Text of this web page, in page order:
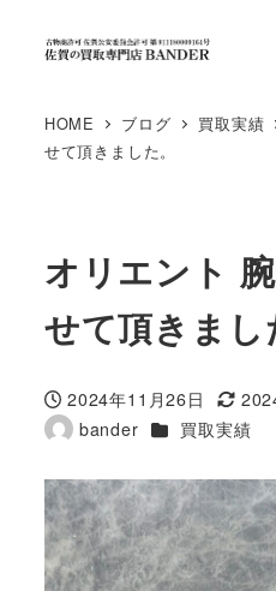
HOME ブログ 買取実績
せて頂きました。
オリエント
せて頂きまし
投稿日
2024年11月26日
更新日
著
bander カテゴリー
買取実績